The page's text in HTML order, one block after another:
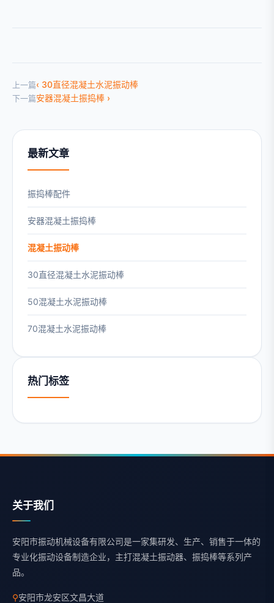
上一篇 30直径混凝土水泥振动棒
下一篇安器混凝土振捣棒
最新文章
振捣棒配件
安器混凝土振捣棒
混凝土振动棒
30直径混凝土水泥振动棒
50混凝土水泥振动棒
70混凝土水泥振动棒
热门标签
关于我们
安阳市振动机械设备有限公司是一家集研发、生产、销售于一体的
专业化振动设备制造企业，主打混凝土振动器、振捣棒等系列产
品。
⚲安阳市龙安区文昌大道